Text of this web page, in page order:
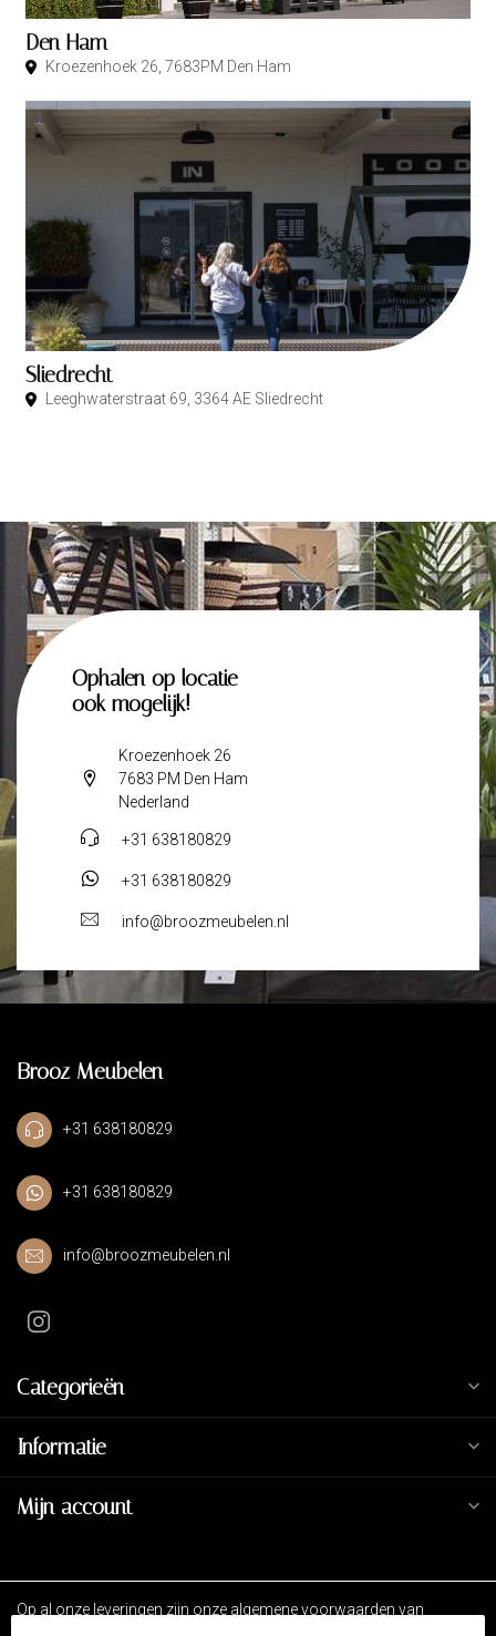
Den Ham
Kroezenhoek 26, 7683PM Den Ham
Sliedrecht
Leeghwaterstraat 69, 3364 AE Sliedrecht
Ophalen op locatie
ook mogelijk!
Kroezenhoek 26
7683 PM Den Ham
Nederland
+31 638180829
+31 638180829
info@broozmeubelen.nl
Brooz Meubelen
+31 638180829
+31 638180829
info@broozmeubelen.nl
Categorieën
Informatie
Mijn account
Op al onze leveringen zijn onze algemene voorwaarden van